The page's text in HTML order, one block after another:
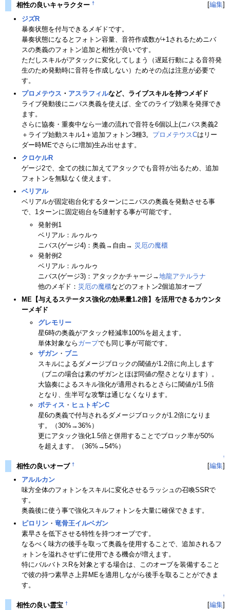
相性の良いキャラクター † [編集]
ジズR
暴奏状態を付与できるメギドです。
暴奏状態になるとフォトン容量、音符作成数が+1されるためニバ
スの奥義のフォトン追加と相性が良いです。
ただしスキルがアタックに変化してしまう（遅延行動による音符発
生のため発動時に音符を作成しない）ためその点は注意が必要で
す。
プロメテウス ・ アスラフィルなど、ライブスキルを持つメギド
ライブ発動後にニバス奥義を使えば、全てのライブ効果を発揮でき
ます。
さらに協奏・重奏中なら一連の流れで音符を6個以上(ニバス奥義2
＋ライブ始動スキル1＋追加フォトン3種3。 プロメテウスCはリー
ダー時MEでさらに増加)生み出せます。
クロケルR
ゲージ2で、全ての技に加えてアタックでも音符が出るため、追加
フォトンを無駄なく使えます。
ベリアル
ベリアルが固定砲台化するターンにニバスの奥義を発動させる事
で、1ターンに固定砲台を5連射する事が可能です。
発射例1
ベリアル：ルゥルゥ
ニバス(ゲージ4)：奥義→自由→ 災厄の魔櫃
発射例2
ベリアル：ルゥルゥ
ニバス(ゲージ3)：アタックかチャージ→地龍アテルラナ
他のメギド： 災厄の魔櫃などのフォトン2個追加オーブ
ME【与えるステータス強化の効果量1.2倍】を活用できるカウンタ
ーメギド
グレモリー
星6時の奥義がアタック軽減率100%を超えます。
単体対象なら ガープでも同じ事が可能です。
ザガン ・ ブニ
スキルによるダメージブロックの閾値が1.2倍に向上します
（ブニの場合は素のザガンとほぼ同値の堅さとなります）。
大協奏によるスキル強化が適用されるとさらに閾値が1.5倍
となり、生半可な攻撃は通じなくなります。
ボティス ・ ヒュトギンC
星6の奥義で付与されるダメージブロックが1.2倍になりま
す。（30%→36%）
更にアタック強化1.5倍と併用することでブロック率が50%
を超えます。（36%→54%）
↑
相性の良いオーブ † [編集]
アルルカン
味方全体のフォトンをスキルに変化させるラッシュの召喚SSRで
す。
奥義後に使う事で強化スキルフォトンを大量に確保できます。
ピロリン ・ 竜骨王イルベガン
素早さを低下させる特性を持つオーブです。
なるべく味方の後手を取って奥義を使用することで、追加されるフ
ォトンを溢れさせずに使用できる機会が増えます。
特にバルバトスRを対象とする場合は、このオーブを装備すること
で彼の持つ素早さ上昇MEを適用しながら後手を取ることができま
す。
↑
相性の良い霊宝 † [編集]